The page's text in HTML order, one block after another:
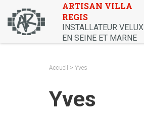
content
ARTISAN VILLA
REGIS
INSTALLATEUR VELUX
EN SEINE ET MARNE
Accueil > Yves
Yves